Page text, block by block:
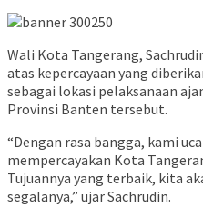
Wali Kota Tangerang,
atas kepercayaan yang
sebagai lokasi pelaksanaan
Provinsi Banten tersebut.
“Dengan rasa bangga, kami
mempercayakan Kota
Tujuannya yang terbaik, kita
segalanya,” ujar Sachrudin.